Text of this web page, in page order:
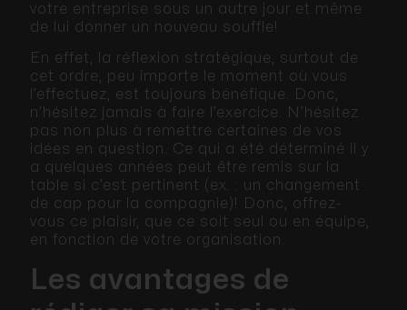
votre entreprise sous un autre jour et même
de lui donner un nouveau souffle!
En effet, la réflexion stratégique, surtout de
cet ordre, peu importe le moment où vous
l’effectuez, est toujours bénéfique. Donc,
n’hésitez jamais à faire l’exercice. N’hésitez
pas non plus à remettre certaines de vos
idées en question. Ce qui a été déterminé il y
a quelques années peut être remis sur la
table si c’est pertinent (ex. : un changement
de cap pour la compagnie)! Donc, offrez-
vous ce plaisir, que ce soit seul ou en équipe,
en fonction de votre organisation.
Les avantages de